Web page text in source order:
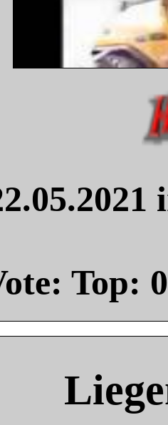
Top: 0